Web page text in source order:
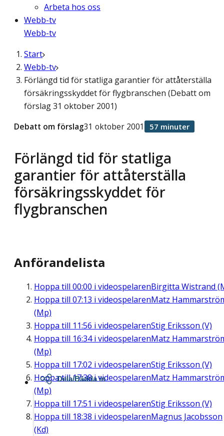
Arbeta hos oss
Webb-tv
Webb-tv
Start
Webb-tv
Förlängd tid för statliga garantier för attåterställa
försäkringsskyddet för flygbranschen (Debatt om
förslag 31 oktober 2001)
Förlängd tid för statliga
garantier för attåterställa
försäkringsskyddet för
flygbranschen
Debatt om förslag31 oktober 2001 57 minuter
Anförandelista
Hoppa till 00:00 i videospelarenBirgitta Wistrand
Hoppa till 07:13 i videospelarenMatz
(Mp)
Hoppa till 11:56 i videospelarenStig Eriksson (V)
Hoppa till 16:34i videospelarenMatz
(Mp)
Hoppa till 17:02 i videospelarenStig Eriksson (V)
Hoppa till17:38i videospelarenMatz
(Mp)
Hoppa till 17:51 i videospelarenStig Eriksson (V)
Hoppa till 18:38 i videospelarenMagnus Jacobsson
(Kd)
Dela/Bädda in